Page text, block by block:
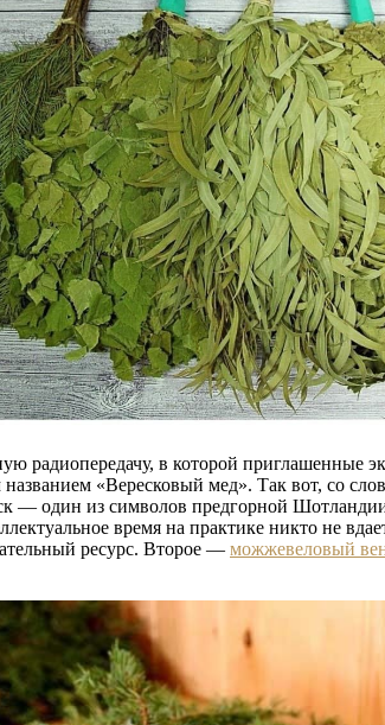
радиопередачу, в которой
«Вересковый мед». Так вот, со
— один из символов предгорной
время на практике никто не
ресурс. Второе — можжевеловый